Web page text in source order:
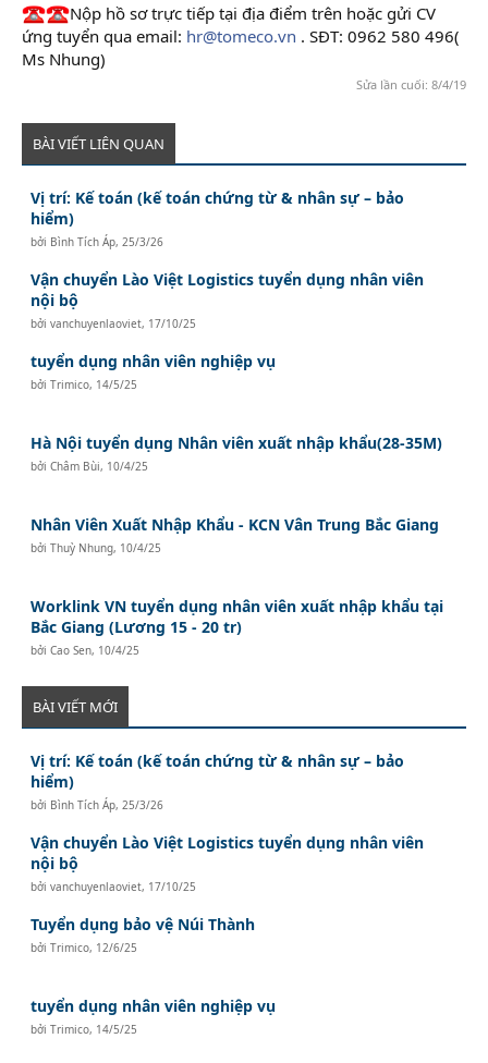
Nộp hồ sơ trực tiếp tại địa điểm trên hoặc gửi CV
ứng tuyển qua email: hr@tomeco.vn . SĐT: 0962 580 496(
Ms Nhung)
Sửa lần cuối: 8/4/19
BÀI VIẾT LIÊN QUAN
Vị trí: Kế toán (kế toán chứng từ & nhân sự – bảo
hiểm)
bởi Bình Tích Áp,25/3/26
Vận chuyển Lào Việt Logistics tuyển dụng nhân viên
nội bộ
bởivanchuyenlaoviet, 17/10/25
tuyển dụng nhân viên nghiệp vụ
bởiTrimico, 14/5/25
Hà Nội tuyển dụng Nhân viên xuất nhập khẩu(28-35M)
bởiChâm Bùi, 10/4/25
Nhân Viên Xuất Nhập Khẩu - KCN Vân Trung Bắc Giang
bởiThuỳ Nhung, 10/4/25
Worklink VN tuyển dụng nhân viên xuất nhập khẩu tại
Bắc Giang (Lương 15 - 20 tr)
bởiCao Sen, 10/4/25
BÀI VIẾT MỚI
Vị trí: Kế toán (kế toán chứng từ & nhân sự – bảo
hiểm)
bởi Bình Tích Áp,25/3/26
Vận chuyển Lào Việt Logistics tuyển dụng nhân viên
nội bộ
bởivanchuyenlaoviet, 17/10/25
Tuyển dụng bảo vệ Núi Thành
bởiTrimico, 12/6/25
tuyển dụng nhân viên nghiệp vụ
bởiTrimico, 14/5/25